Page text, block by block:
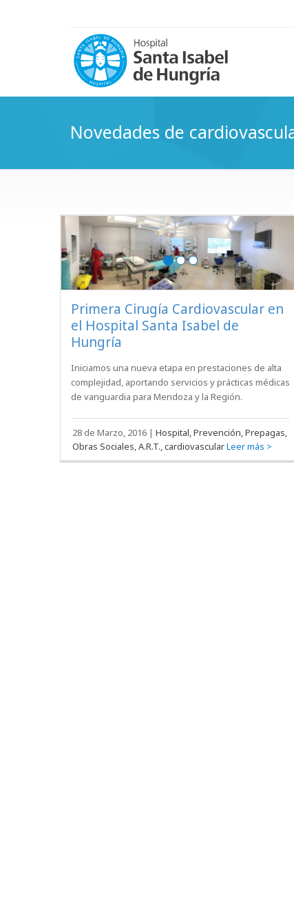
Novedades de
Primera Cirugía Cardiovascular en
el Hospital Santa Isabel de
Hungría
Iniciamos una nueva etapa en prestaciones de alta
complejidad, aportando servicios y prácticas médicas
de vanguardia para Mendoza y la Región.
28 de Marzo, 2016 |Hospital, Prevención, Prepagas,
Obras Sociales, A.R.T., cardiovascularLeer más >